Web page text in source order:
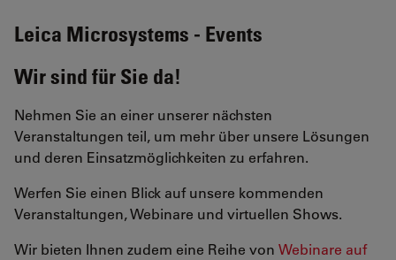
Leica Microsystems - Events
Wir sind für Sie da!
Nehmen Sie an einer unserer nächsten
Veranstaltungen teil, um mehr über unsere Lösungen
und deren Einsatzmöglichkeiten zu erfahren.
Werfen Sie einen Blick auf unsere kommenden
Veranstaltungen, Webinare und virtuellen Shows.
Wir bieten Ihnen zudem eine Reihe von Webinare auf